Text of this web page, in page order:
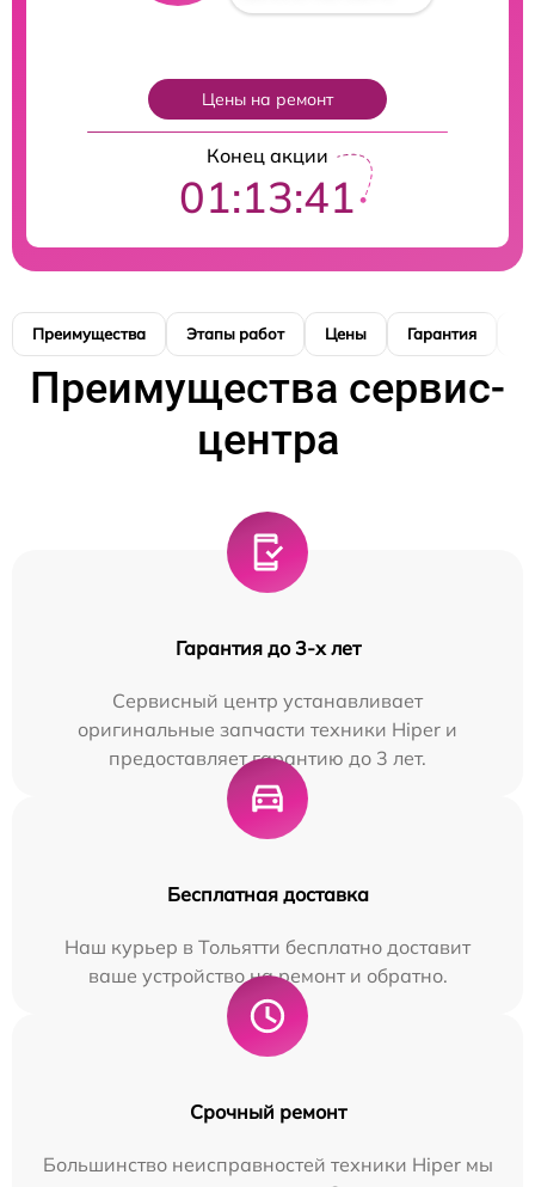
Цены на ремонт
Конец акции
01:13:40
Преимущества Этапы работ Цены Гарантия
Преимущества сервис-
центра
Гарантия до 3-х лет
Сервисный центр устанавливает
оригинальные запчасти техники Hiper и
предоставляет гарантию до 3 лет.
Бесплатная доставка
Наш курьер в Тольятти бесплатно доставит
ваше устройство на ремонт и обратно.
Срочный ремонт
Большинство неисправностей техники Hiper мы